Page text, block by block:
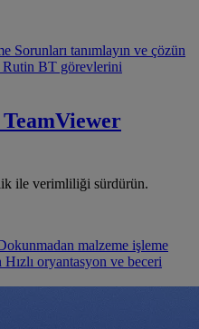
Sorunları tanımlayın ve çözün
Rutin BT görevlerini
TeamViewer
ile verimliliği sürdürün.
malzeme işleme
Hızlı oryantasyon ve beceri